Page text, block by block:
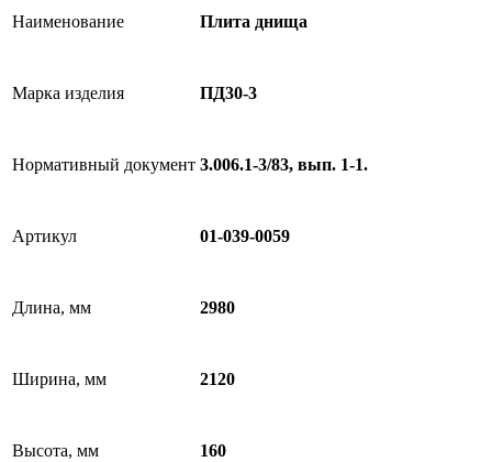
Наименование Плита днища
Марка изделия ПД30-3
Нормативный документ 3.006.1-3/83, вып. 1-1.
Артикул 01-039-0059
Длина, мм 2980
Ширина, мм 2120
Высота, мм 160